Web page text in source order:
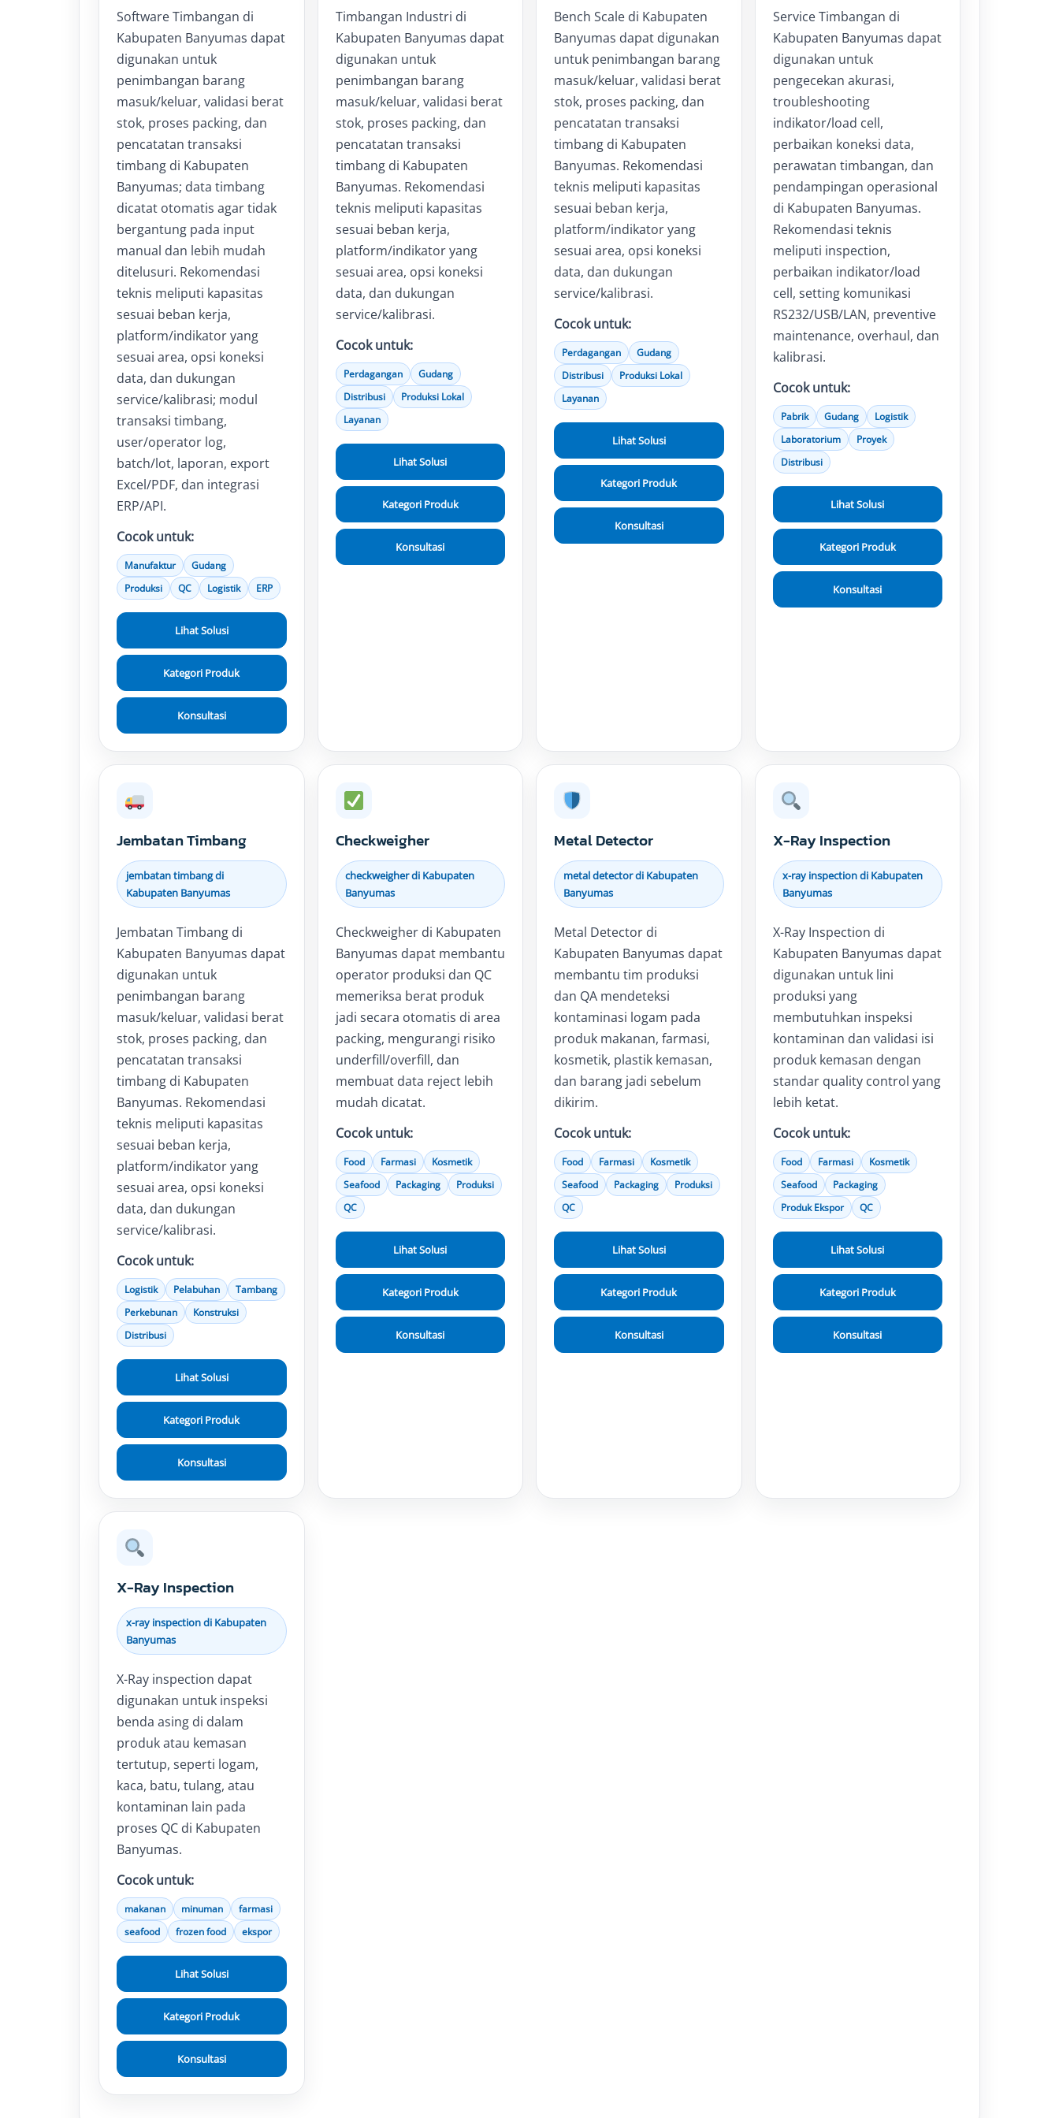
Software Timbangan di
Kabupaten Banyumas dapat
digunakan untuk
penimbangan barang
masuk/keluar, validasi berat
stok, proses packing, dan
pencatatan transaksi
timbang di Kabupaten
Banyumas; data timbang
dicatat otomatis agar tidak
bergantung pada input
manual dan lebih mudah
ditelusuri. Rekomendasi
teknis meliputi kapasitas
sesuai beban kerja,
platform/indikator yang
sesuai area, opsi koneksi
data, dan dukungan
service/kalibrasi; modul
transaksi timbang,
user/operator log,
batch/lot, laporan, export
Excel/PDF, dan integrasi
ERP/API.
Cocok untuk:
Manufaktur
Gudang
Produksi
QC Logistik ERP
Lihat Solusi
Kategori Produk
Konsultasi
Timbangan Industri di
Kabupaten Banyumas dapat
digunakan untuk
penimbangan barang
masuk/keluar, validasi berat
stok, proses packing, dan
pencatatan transaksi
timbang di Kabupaten
Banyumas. Rekomendasi
teknis meliputi kapasitas
sesuai beban kerja,
platform/indikator yang
sesuai area, opsi koneksi
data, dan dukungan
service/kalibrasi.
Cocok untuk:
Perdagangan
Gudang
Distribusi
Produksi Lokal
Layanan
Lihat Solusi
Kategori Produk
Konsultasi
Bench Scale di Kabupaten
Banyumas dapat digunakan
untuk penimbangan barang
masuk/keluar, validasi berat
stok, proses packing, dan
pencatatan transaksi
timbang di Kabupaten
Banyumas. Rekomendasi
teknis meliputi kapasitas
sesuai beban kerja,
platform/indikator yang
sesuai area, opsi koneksi
data, dan dukungan
service/kalibrasi.
Cocok untuk:
Perdagangan
Gudang
Distribusi
Produksi Lokal
Layanan
Lihat Solusi
Kategori Produk
Konsultasi
Service Timbangan di
Kabupaten Banyumas dapat
digunakan untuk
pengecekan akurasi,
troubleshooting
indikator/load cell,
perbaikan koneksi data,
perawatan timbangan, dan
pendampingan operasional
di Kabupaten Banyumas.
Rekomendasi teknis
meliputi inspection,
perbaikan indikator/load
cell, setting komunikasi
RS232/USB/LAN, preventive
maintenance, overhaul, dan
kalibrasi.
Cocok untuk:
Pabrik Gudang
Logistik
Laboratorium
Proyek
Distribusi
Lihat Solusi
Kategori Produk
Konsultasi
Jembatan Timbang
jembatan timbang di
Kabupaten Banyumas
Jembatan Timbang di
Kabupaten Banyumas dapat
digunakan untuk
penimbangan barang
masuk/keluar, validasi berat
stok, proses packing, dan
pencatatan transaksi
timbang di Kabupaten
Banyumas. Rekomendasi
teknis meliputi kapasitas
sesuai beban kerja,
platform/indikator yang
sesuai area, opsi koneksi
data, dan dukungan
service/kalibrasi.
Cocok untuk:
Logistik Pelabuhan
Tambang
Perkebunan
Konstruksi
Distribusi
Lihat Solusi
Kategori Produk
Konsultasi
Checkweigher
checkweigher di Kabupaten
Banyumas
Checkweigher di Kabupaten
Banyumas dapat membantu
operator produksi dan QC
memeriksa berat produk
jadi secara otomatis di area
packing, mengurangi risiko
underfill/overfill, dan
membuat data reject lebih
mudah dicatat.
Cocok untuk:
Food Farmasi
Kosmetik
Seafood
Packaging
Produksi
QC
Lihat Solusi
Kategori Produk
Konsultasi
Metal Detector
metal detector di Kabupaten
Banyumas
Metal Detector di
Kabupaten Banyumas dapat
membantu tim produksi
dan QA mendeteksi
kontaminasi logam pada
produk makanan, farmasi,
kosmetik, plastik kemasan,
dan barang jadi sebelum
dikirim.
Cocok untuk:
Food Farmasi
Kosmetik
Seafood
Packaging
Produksi
QC
Lihat Solusi
Kategori Produk
Konsultasi
X-Ray Inspection
x-ray inspection di Kabupaten
Banyumas
X-Ray Inspection di
Kabupaten Banyumas dapat
digunakan untuk lini
produksi yang
membutuhkan inspeksi
kontaminan dan validasi isi
produk kemasan dengan
standar quality control yang
lebih ketat.
Cocok untuk:
Food Farmasi
Kosmetik
Seafood
Packaging
Produk Ekspor
QC
Lihat Solusi
Kategori Produk
Konsultasi
X-Ray Inspection
x-ray inspection di Kabupaten
Banyumas
X-Ray inspection dapat
digunakan untuk inspeksi
benda asing di dalam
produk atau kemasan
tertutup, seperti logam,
kaca, batu, tulang, atau
kontaminan lain pada
proses QC di Kabupaten
Banyumas.
Cocok untuk:
makanan minuman
farmasi
seafood
frozen food ekspor
Lihat Solusi
Kategori Produk
Konsultasi